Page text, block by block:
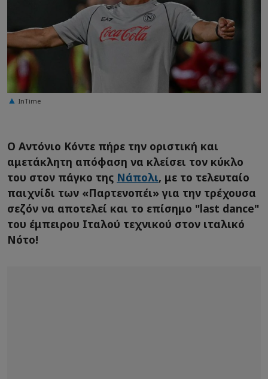
InTime
Ο Αντόνιο Κόντε πήρε την οριστική και
αμετάκλητη απόφαση να κλείσει τον κύκλο
του στον πάγκο της Νάπολι, με το τελευταίο
παιχνίδι των «Παρτενοπέι» για την τρέχουσα
σεζόν να αποτελεί και το επίσημο "last dance"
του έμπειρου Ιταλού τεχνικού στον ιταλικό
Νότο!